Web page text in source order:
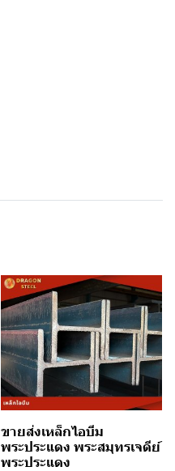
ขายส่งเหล็กไอบีม
พระประแดง พระสมุทรเจดีย์
พระประแดง